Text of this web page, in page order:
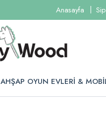
Anasayfa
AHŞAP OYUN EVLERİ &